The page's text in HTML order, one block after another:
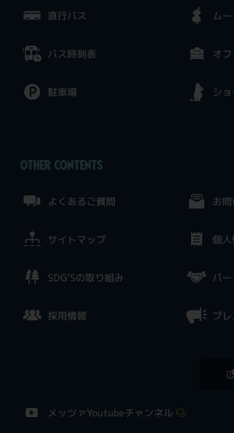
直行バス
バス時刻表
駐車場
ム
オ
シ
OTHER CONTENTS
よくあるご質問
サイトマップ
SDG’Sの取り組み
採用情報
お
個
パ
プ
メッツァYoutubeチャンネル